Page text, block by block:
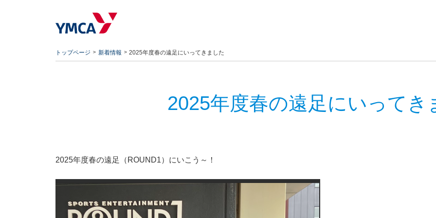
トップページ 新着情報 2025年度春の遠足にいってきました
2025年度春の遠足にいってき
2025年度春の遠足（ROUND1）にいこう～！